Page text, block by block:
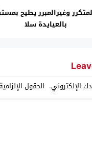
وغيرالمبرر يطيح
بالعيايدة سلا
الإلكتروني. الحقول